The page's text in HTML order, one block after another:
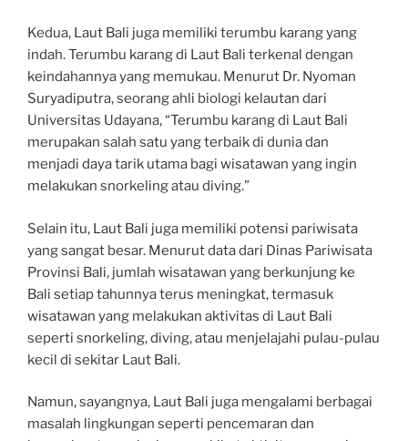
Kedua, Laut Bali juga memiliki terumbu karang yang
indah. Terumbu karang di Laut Bali terkenal dengan
keindahannya yang memukau. Menurut Dr. Nyoman
Suryadiputra, seorang ahli biologi kelautan dari
Universitas Udayana, “Terumbu karang di Laut Bali
merupakan salah satu yang terbaik di dunia dan
menjadi daya tarik utama bagi wisatawan yang ingin
melakukan snorkeling atau diving.”
Selain itu, Laut Bali juga memiliki potensi pariwisata
yang sangat besar. Menurut data dari Dinas Pariwisata
Provinsi Bali, jumlah wisatawan yang berkunjung ke
Bali setiap tahunnya terus meningkat, termasuk
wisatawan yang melakukan aktivitas di Laut Bali
seperti snorkeling, diving, atau menjelajahi pulau-pulau
kecil di sekitar Laut Bali.
Namun, sayangnya, Laut Bali juga mengalami berbagai
masalah lingkungan seperti pencemaran dan